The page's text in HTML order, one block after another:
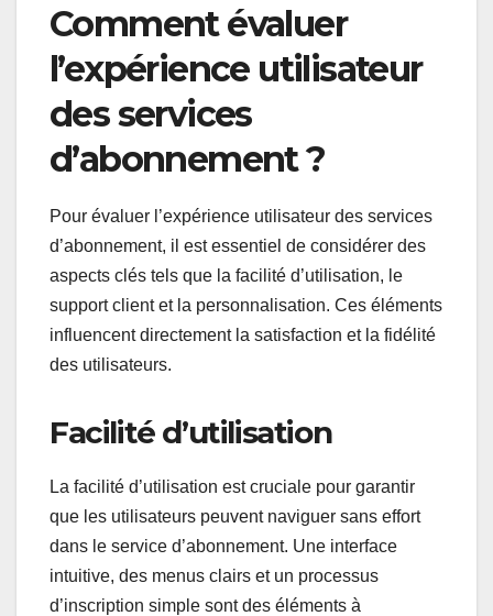
Comment évaluer
l’expérience utilisateur
des services
d’abonnement ?
Pour évaluer l’expérience utilisateur des services
d’abonnement, il est essentiel de considérer des
aspects clés tels que la facilité d’utilisation, le
support client et la personnalisation. Ces éléments
influencent directement la satisfaction et la fidélité
des utilisateurs.
Facilité d’utilisation
La facilité d’utilisation est cruciale pour garantir
que les utilisateurs peuvent naviguer sans effort
dans le service d’abonnement. Une interface
intuitive, des menus clairs et un processus
d’inscription simple sont des éléments à